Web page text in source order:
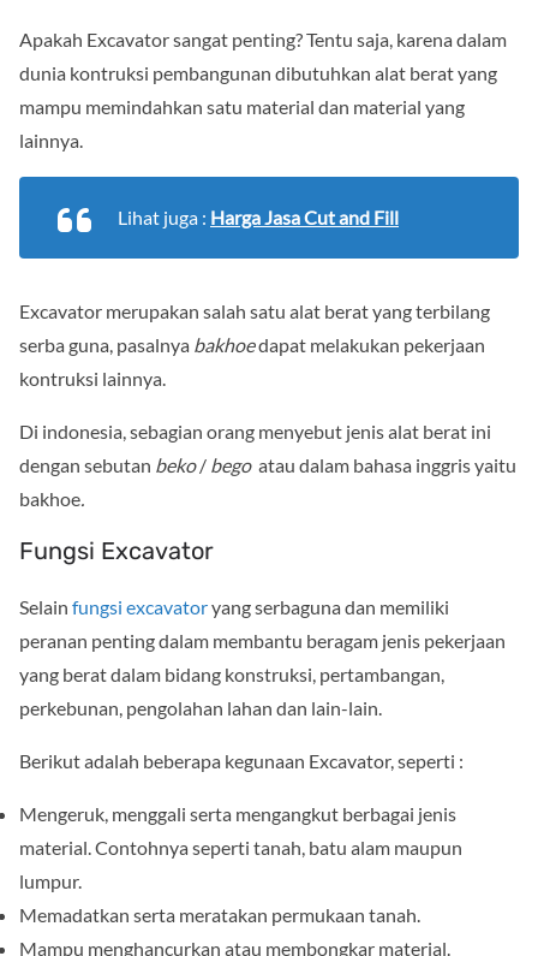
Apakah Excavator sangat penting? Tentu saja, karena dalam
dunia kontruksi pembangunan dibutuhkan alat berat yang
mampu memindahkan satu material dan material yang
lainnya.
Lihat juga : Harga Jasa Cut and Fill
Excavator merupakan salah satu alat berat yang terbilang
serba guna, pasalnya bakhoedapat melakukan pekerjaan
kontruksi lainnya.
Di indonesia, sebagian orang menyebut jenis alat berat ini
dengan sebutan beko/ bego atau dalam bahasa inggris yaitu
bakhoe
Fungsi Excavator
Selain fungsi excavatoryang serbaguna dan memiliki
peranan penting dalam membantu beragam jenis pekerjaan
yang berat dalam bidang konstruksi, pertambangan,
perkebunan, pengolahan lahan dan lain-lain.
Berikut adalah beberapa kegunaan Excavator, seperti :
Mengeruk, menggali serta mengangkut berbagai jenis
material. Contohnya seperti tanah, batu alam maupun
lumpur.
Memadatkan serta meratakan permukaan tanah.
Mampu menghancurkan atau membongkar material.